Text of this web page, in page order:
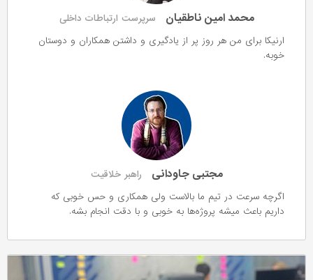
محمد امین ناطقیان
سرپرست ارتباطات داخلی
ارنیکا برای من هر روز پر از یادگیری و داشتن همکاران و دوستان
خوبه.
مجتبی جاودانی
راهبر خلاقیت
اگرچه سرعت در تیم ما بالاست ولی همکاری و حس خوبی که
داریم باعث میشه پروژه‌ها به خوبی و با دقت انجام بشه.